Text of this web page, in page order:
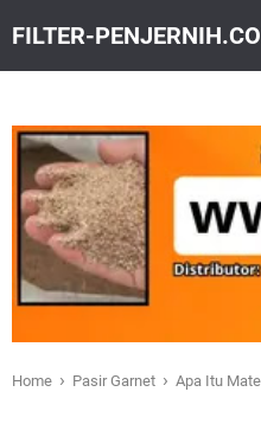
FILTER-
Home › Pasir Garnet › Apa Itu